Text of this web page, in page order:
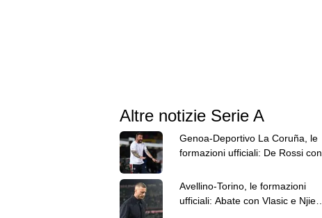
Altre notizie Serie A
Genoa-Deportivo La Coruña, le
formazioni ufficiali: De Rossi con
Avellino-Torino, le formazioni
ufficiali: Abate con Vlasic e Njie